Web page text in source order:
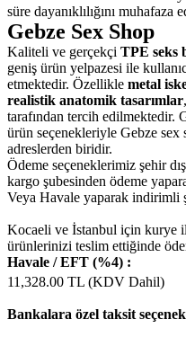
süre dayanıklılığını muhafaza
Gebze Sex Shop
Kaliteli ve gerçekçi TPE seks
geniş ürün yelpazesi ile
etmektedir. Özellikle metal
realistik anatomik tasarımlar
tarafından tercih edilmektedir.
ürün seçenekleriyle Gebze sex
adreslerden biridir.
Ödeme seçeneklerimiz şehir
kargo şubesinden ödeme
Veya Havale yaparak indirimli
Kocaeli ve İstanbul için kurye
ürünlerinizi teslim ettiğinde
Havale / EFT (%4) :
11,328.00 TL (KDV Dahil)
Bankalara özel taksit